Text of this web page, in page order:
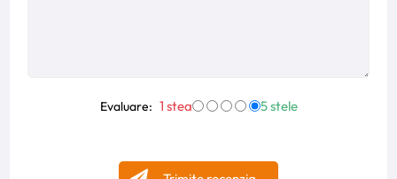
Evaluare: 1 stea 5 stele